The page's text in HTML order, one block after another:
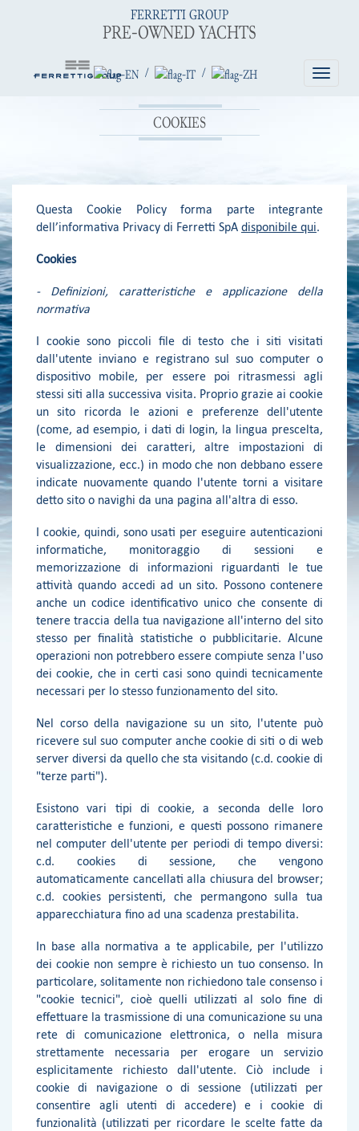
Toggle
FERRETTI GROUP
PRE-OWNED YACHTS
/ /
COOKIES
Questa Cookie Policy forma parte integrante
dell’informativa Privacy di Ferretti SpA disponibile qui.
Cookies
- Definizioni, caratteristiche e applicazione della
normativa
I cookie sono piccoli file di testo che i siti visitati
dall'utente inviano e registrano sul suo computer o
dispositivo mobile, per essere poi ritrasmessi agli
stessi siti alla successiva visita. Proprio grazie ai cookie
un sito ricorda le azioni e preferenze dell'utente
(come, ad esempio, i dati di login, la lingua prescelta,
le dimensioni dei caratteri, altre impostazioni di
visualizzazione, ecc.) in modo che non debbano essere
indicate nuovamente quando l'utente torni a visitare
detto sito o navighi da una pagina all'altra di esso.
I cookie, quindi, sono usati per eseguire autenticazioni
informatiche, monitoraggio di sessioni e
memorizzazione di informazioni riguardanti le tue
attività quando accedi ad un sito. Possono contenere
anche un codice identificativo unico che consente di
tenere traccia della tua navigazione all'interno del sito
stesso per finalità statistiche o pubblicitarie. Alcune
operazioni non potrebbero essere compiute senza l'uso
dei cookie, che in certi casi sono quindi tecnicamente
necessari per lo stesso funzionamento del sito.
Nel corso della navigazione su un sito, l'utente può
ricevere sul suo computer anche cookie di siti o di web
server diversi da quello che sta visitando (c.d. cookie di
"terze parti").
Esistono vari tipi di cookie, a seconda delle loro
caratteristiche e funzioni, e questi possono rimanere
nel computer dell'utente per periodi di tempo diversi:
c.d. cookies di sessione, che vengono
automaticamente cancellati alla chiusura del browser;
c.d. cookies persistenti, che permangono sulla tua
apparecchiatura fino ad una scadenza prestabilita.
In base alla normativa a te applicabile, per l'utilizzo
dei cookie non sempre è richiesto un tuo consenso. In
particolare, solitamente non richiedono tale consenso i
"cookie tecnici", cioè quelli utilizzati al solo fine di
effettuare la trasmissione di una comunicazione su una
rete di comunicazione elettronica, o nella misura
strettamente necessaria per erogare un servizio
esplicitamente richiesto dall'utente. Ciò include i
cookie di navigazione o di sessione (utilizzati per
consentire agli utenti di accedere) e i cookie di
funzionalità (utilizzati per ricordare le scelte fatte da